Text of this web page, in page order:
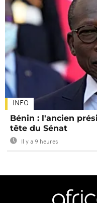
INFO
Bénin : l'ancien
tête du Sénat
Il y a 9 heures